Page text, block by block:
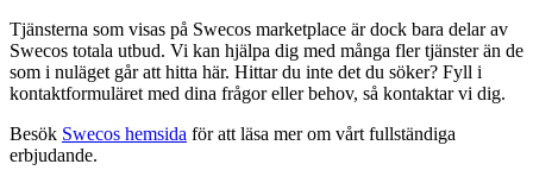
Tjänsterna som visas på Swecos marketplace är dock bara delar av
Swecos totala utbud. Vi kan hjälpa dig med många fler tjänster än de
som i nuläget går att hitta här. Hittar du inte det du söker? Fyll i
kontaktformuläret med dina frågor eller behov, så kontaktar vi dig.
Besök Swecos hemsida för att läsa mer om vårt fullständiga
erbjudande.